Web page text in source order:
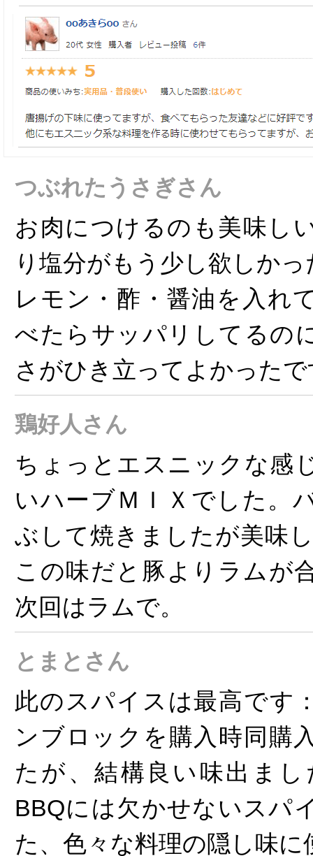
つぶれたうさぎさん
お肉につけるのも美味し
り塩分がもう少し欲しか
レモン・酢・醤油を入れ
べたらサッパリしてるの
さがひき立ってよかった
鶏好人さん
ちょっとエスニックな感
いハーブＭＩＸでした。
ぶして焼きましたが美味
この味だと豚よりラムが
次回はラムで。
とまとさん
此のスパイスは最高です
ンブロックを購入時同購
たが、結構良い味出ま
BBQには欠かせないスパ
た、色々な料理の隠し味に